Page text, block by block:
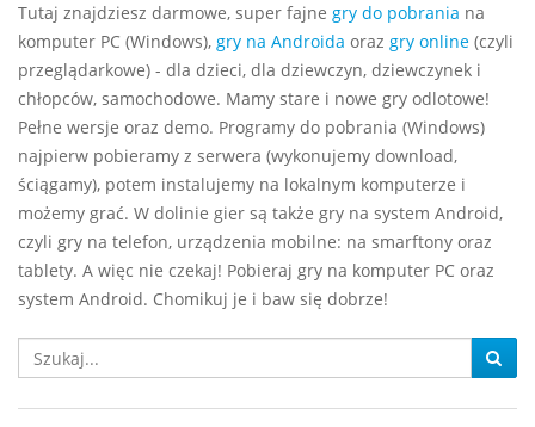
Tutaj znajdziesz darmowe, super fajne gry do pobrania na
komputer PC (Windows), gry na Androida oraz gry online (czyli
przeglądarkowe) - dla dzieci, dla dziewczyn, dziewczynek i
chłopców, samochodowe. Mamy stare i nowe gry odlotowe!
Pełne wersje oraz demo. Programy do pobrania (Windows)
najpierw pobieramy z serwera (wykonujemy download,
ściągamy), potem instalujemy na lokalnym komputerze i
możemy grać. W dolinie gier są także gry na system Android,
czyli gry na telefon, urządzenia mobilne: na smarftony oraz
tablety. A więc nie czekaj! Pobieraj gry na komputer PC oraz
system Android. Chomikuj je i baw się dobrze!